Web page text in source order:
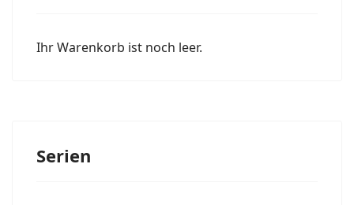
Ihr Warenkorb ist noch leer.
Serien